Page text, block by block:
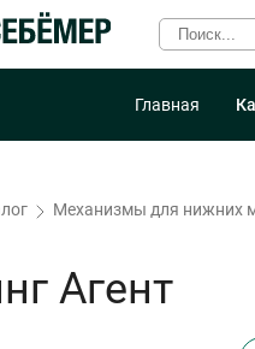
Главная
Механизмы для нижних
Агент